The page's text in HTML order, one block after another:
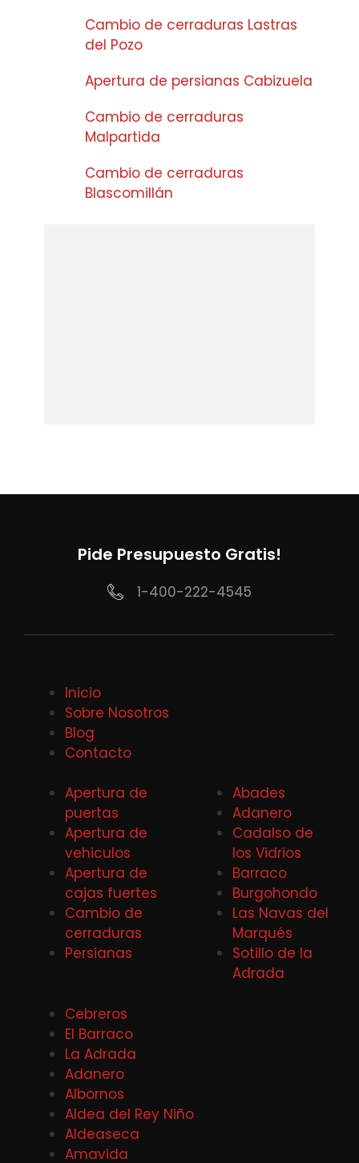
Cambio de cerraduras Lastras
del Pozo
Apertura de persianas Cabizuela
Cambio de cerraduras
Malpartida
Cambio de cerraduras
Blascomillán
Pide Presupuesto Gratis!
1-400-222-4545
Inicio
Sobre Nosotros
Blog
Contacto
Apertura de
puertas
Apertura de
vehiculos
Apertura de
cajas fuertes
Cambio de
cerraduras
Persianas
Abades
Adanero
Cadalso de
los Vidrios
Barraco
Burgohondo
Las Navas del
Marqués
Sotillo de la
Adrada
Cebreros
El Barraco
La Adrada
Adanero
Albornos
Aldea del Rey Niño
Aldeaseca
Amavida